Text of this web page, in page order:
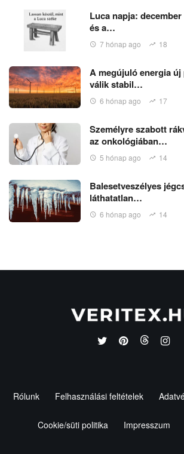
Luca napja:
és a…
7 hónap ago 18
A megújuló energia
válik stabil…
6 hónap ago 17
Személyre szabott
az onkológiában…
5 hónap ago 14
Balesetveszélyes
láthatatlan…
6 hónap ago 14
Rólunk Felhasználási feltételek
Cookie/süti politika Impresszum